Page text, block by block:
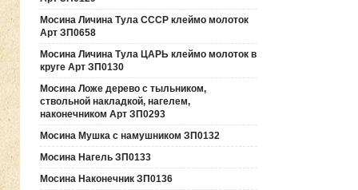
Мосина Личина Тула СССР клеймо молоток
Арт ЗП0658
Мосина Личина Тула ЦАРЬ клеймо молоток в
круге Арт ЗП0130
Мосина Ложе дерево с тыльником,
ствольной накладкой, нагелем,
наконечником Арт ЗП0293
Мосина Мушка с намушником ЗП0132
Мосина Нагель ЗП0133
Мосина Наконечник ЗП0136